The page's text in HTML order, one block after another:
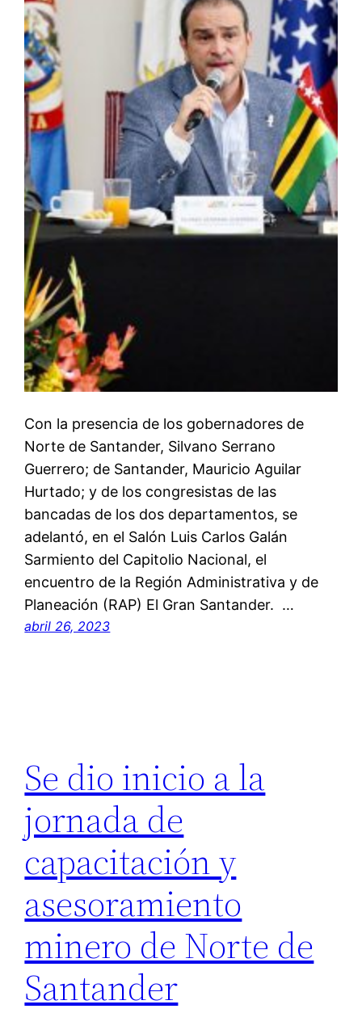
Con la presencia de los gobernadores de
Norte de Santander, Silvano Serrano
Guerrero; de Santander, Mauricio Aguilar
Hurtado; y de los congresistas de las
bancadas de los dos departamentos, se
adelantó, en el Salón Luis Carlos Galán
Sarmiento del Capitolio Nacional, el
encuentro de la Región Administrativa y de
Planeación (RAP) El Gran Santander. …
abril 26, 2023
Se dio inicio a la
jornada de
capacitación y
asesoramiento
minero de Norte de
Santander